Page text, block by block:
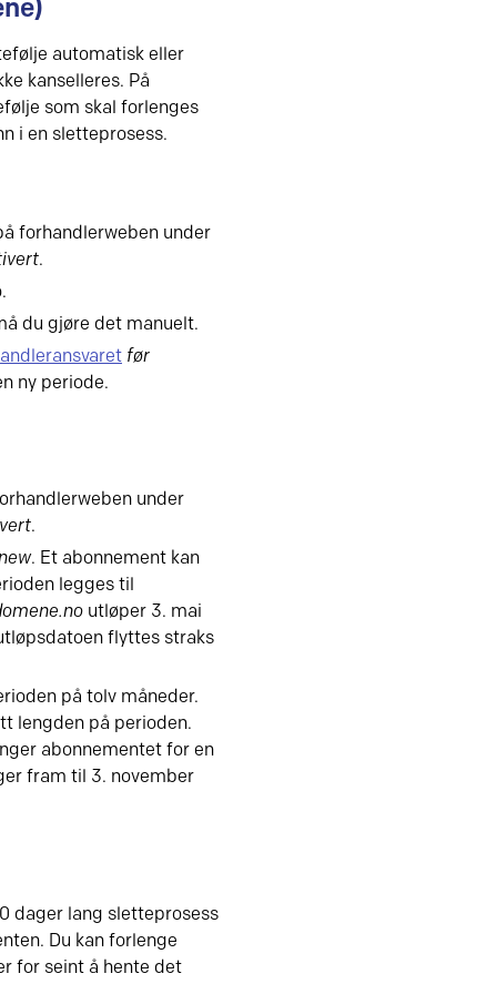
automatisk eller
kanselleres. På
som skal forlenges
i en sletteprosess.
forhandlerweben under
.
du gjøre det manuelt.
før
ny periode.
under
.
. Et abonnement kan
legges til
utløper 3. mai
flyttes straks
på tolv måneder.
lengden på perioden.
abonnementet for en
fram til 3. november
dager lang sletteprosess
Du kan forlenge
for seint å hente det